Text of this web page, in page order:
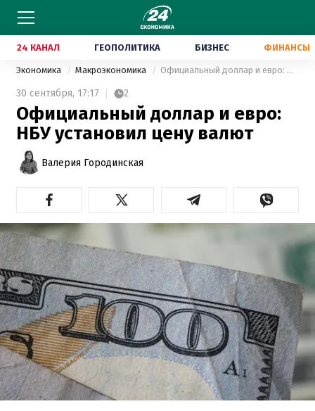
24 КАНАЛ ГЕОПОЛИТИКА БИЗНЕС ФИНАНСЫ
Экономика Макроэкономика Официальный доллар и евро: НБУ установил цену валют
30 сентября, 17:17 2
Официальный доллар и евро:
НБУ установил цену валют
Валерия Городинская